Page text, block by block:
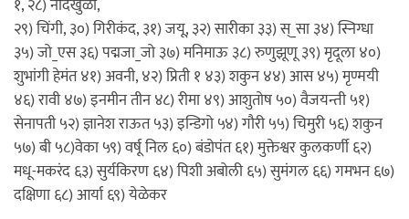
१, २८) नादखुळा,
२९) चिंगी, ३०) गिरीकंद, ३१) जयू, ३२) सारीका ३३) स्_सा ३४) स्निग्धा
३५) जो_एस ३६) पद्मजा_जो ३७) मनिमाऊ ३८) रुणुझूणू ३९) मृदूला ४०)
शुभांगी हेमंत ४१) अवनी, ४२) प्रिती १ ४३) शकुन ४४) आस ४५) मृण्मयी
४६) रावी ४७) इनमीन तीन ४८) रीमा ४९) आशुतोष ५०) वैजयन्ती ५१)
सेनापती ५२) ज्ञानेश राऊत ५३) इन्डिगो ५४) गौरी ५५) चिमुरी ५६) शकुन
५७) बी ५८)वेका ५९) वर्षू निल ६०) बंडोपंत ६१) मुक्तेश्वर कुलकर्णी ६२)
मधू-मकरंद ६३) सुर्यकिरण ६४) पिशी अबोली ६५) सुमंगल ६६) गमभन ६७)
दक्षिणा ६८) आर्या ६९) येळेकर